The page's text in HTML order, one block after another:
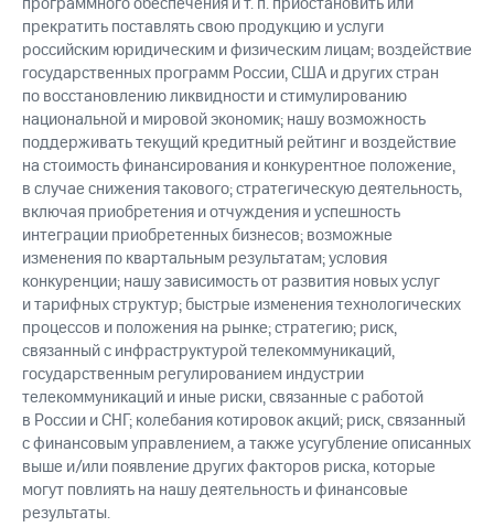
прекратить поставлять свою продукцию и услуги
российским юридическим и физическим лицам; воздействие
государственных программ России, США и других стран
по восстановлению ликвидности и стимулированию
национальной и мировой экономик; нашу возможность
поддерживать текущий кредитный рейтинг и воздействие
на стоимость финансирования и конкурентное положение,
в случае снижения такового; стратегическую деятельность,
включая приобретения и отчуждения и успешность
интеграции приобретенных бизнесов; возможные
изменения по квартальным результатам; условия
конкуренции; нашу зависимость от развития новых услуг
и тарифных структур; быстрые изменения технологических
процессов и положения на рынке; стратегию; риск,
связанный с инфраструктурой телекоммуникаций,
государственным регулированием индустрии
телекоммуникаций и иные риски, связанные с работой
в России и СНГ; колебания котировок акций; риск, связанный
с финансовым управлением, а также усугубление описанных
выше и/или появление других факторов риска, которые
могут повлиять на нашу деятельность и финансовые
результаты.